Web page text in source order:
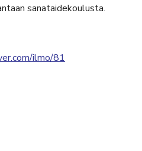
sanataidekoulusta.
ilmo/81